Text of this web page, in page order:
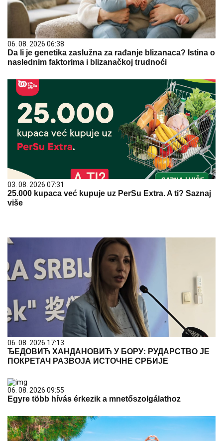
06. 08. 2026 06:38
Da li je genetika zaslužna za rađanje blizanaca? Istina o
naslednim faktorima i blizanačkoj trudnoći
03. 08. 2026 07:31
25.000 kupaca već kupuje uz PerSu Extra. A ti? Saznaj
više
06. 08. 2026 17:13
ЂЕДОВИЋ ХАНДАНОВИЋ У БОРУ: РУДАРСТВО ЈЕ
ПОКРЕТАЧ РАЗВОЈА ИСТОЧНЕ СРБИЈЕ
06. 08. 2026 09:55
Egyre több hívás érkezik a mnetőszolgálathoz